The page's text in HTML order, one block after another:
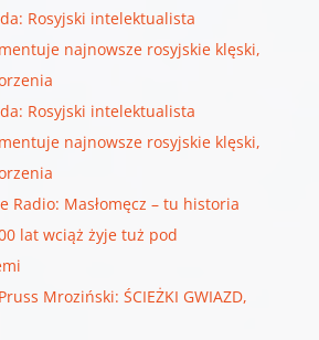
Rosyjski intelektualista
najnowsze rosyjskie klęski,
Rosyjski intelektualista
najnowsze rosyjskie klęski,
Radio: Masłomęcz – tu historia
lat wciąż żyje tuż pod
Mroziński: ŚCIEŻKI GWIAZD,